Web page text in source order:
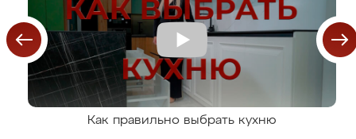
Как правильно выбрать кухню